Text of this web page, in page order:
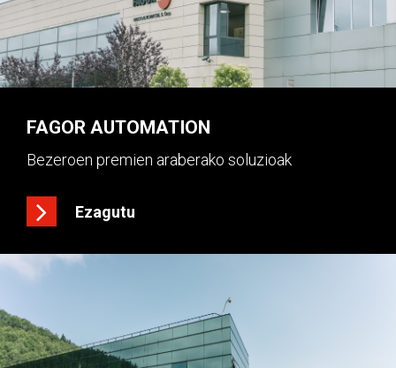
FAGOR AUTOMATION
Bezeroen premien araberako soluzioak
Ezagutu